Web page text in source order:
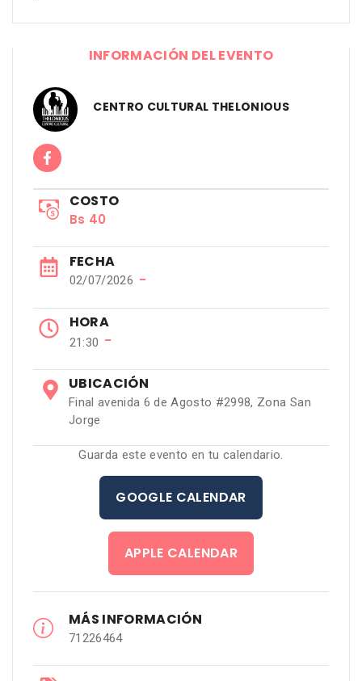
INFORMACIÓN DEL EVENTO
CENTRO CULTURAL THELONIOUS
COSTO
Bs 40
FECHA
02/07/2026 −
HORA
21:30 −
UBICACIÓN
Final avenida 6 de Agosto #2998, Zona San
Jorge
Guarda este evento en tu calendario.
GOOGLE CALENDAR
APPLE CALENDAR
MÁS INFORMACIÓN
71226464